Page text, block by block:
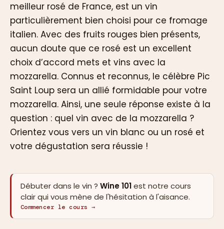
meilleur rosé de France, est un vin
particulièrement bien choisi pour ce fromage
italien. Avec des fruits rouges bien présents,
aucun doute que ce rosé est un excellent
choix d’accord mets et vins avec la
mozzarella. Connus et reconnus, le célèbre Pic
Saint Loup sera un allié formidable pour votre
mozzarella. Ainsi, une seule réponse existe à la
question : quel vin avec de la mozzarella ?
Orientez vous vers un vin blanc ou un rosé et
votre dégustation sera réussie !
Débuter dans le vin ? Wine 101est notre cours
clair qui vous mène de l'hésitation à l'aisance.
Commencer le cours →